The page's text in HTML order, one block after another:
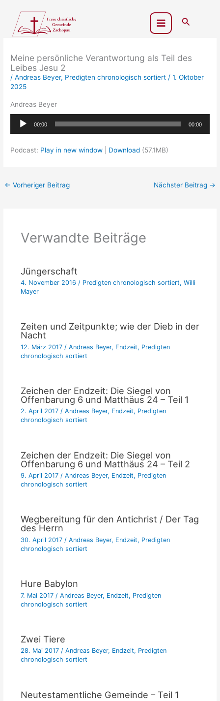
springen
Suchen
Meine persönliche Verantwortung als Teil des
Leibes Jesu 2
/Andreas Beyer, Predigten chronologisch sortiert /1. Oktober
2025
Andreas Beyer
Audio-
00:00 00:00
Podcast: Play in new window Download (57.1MB)
← Vorheriger Beitrag Nächster Beitrag →
Verwandte Beiträge
Jüngerschaft
4. November 2016 / Predigten chronologisch sortiert, Willi
Mayer
Zeiten und Zeitpunkte; wie der Dieb in der
Nacht
12. März 2017 / Andreas Beyer, Endzeit, Predigten
chronologisch sortiert
Zeichen der Endzeit: Die Siegel von
Offenbarung 6 und Matthäus 24 – Teil 1
2. April 2017 / Andreas Beyer, Endzeit, Predigten
chronologisch sortiert
Zeichen der Endzeit: Die Siegel von
Offenbarung 6 und Matthäus 24 – Teil 2
9. April 2017 / Andreas Beyer, Endzeit, Predigten
chronologisch sortiert
Wegbereitung für den Antichrist / Der Tag
des Herrn
30. April 2017 / Andreas Beyer, Endzeit, Predigten
chronologisch sortiert
Hure Babylon
7. Mai 2017 / Andreas Beyer, Endzeit, Predigten
chronologisch sortiert
Zwei Tiere
28. Mai 2017 / Andreas Beyer, Endzeit, Predigten
chronologisch sortiert
Neutestamentliche Gemeinde – Teil 1